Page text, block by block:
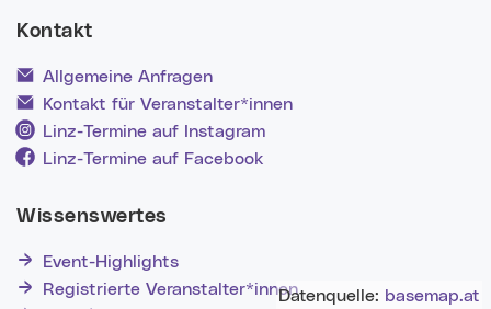
Datenquelle: basemap.at
Kontakt
Allgemeine Anfragen
Kontakt für Veranstalter*innen
Linz-Termine auf Instagram
Linz-Termine auf Facebook
Wissenswertes
Event-Highlights
Registrierte Veranstalter*innen